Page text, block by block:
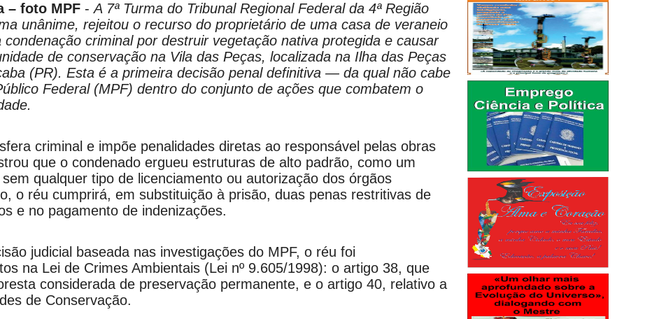
– foto MPF -A 7ª Turma do Tribunal Regional Federal da 4ª Região
unânime, rejeitou o recurso do proprietário de uma casa de veraneio
condenação criminal por destruir vegetação nativa protegida e causar
de conservação na Vila das Peças, localizada na Ilha das Peças
(PR). Esta é a primeira decisão penal definitiva — da qual não cabe
Federal (MPF) dentro do conjunto de ações que combatem o
criminal e impõe penalidades diretas ao responsável pelas obras
que o condenado ergueu estruturas de alto padrão, como um
qualquer tipo de licenciamento ou autorização dos órgãos
o réu cumprirá, em substituição à prisão, duas penas restritivas de
e no pagamento de indenizações.
judicial baseada nas investigações do MPF, o réu foi
na Lei de Crimes Ambientais (Lei nº 9.605/1998): o artigo 38, que
considerada de preservação permanente, e o artigo 40, relativo a
de Conservação.